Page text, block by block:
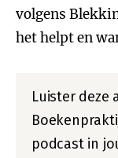
volgens
het helpt en
Luister deze
podcast in